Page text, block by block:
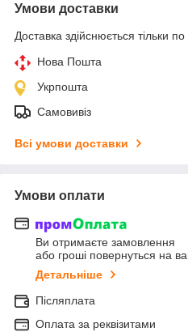
Умови доставки
Доставка здійснюється тільки
Нова Пошта
Укрпошта
Самовивіз
Всі умови доставки
Умови оплати
Ви отримаєте замовлення
або гроші повернуться на
Детальніше
Післяплата
Оплата за реквізитами